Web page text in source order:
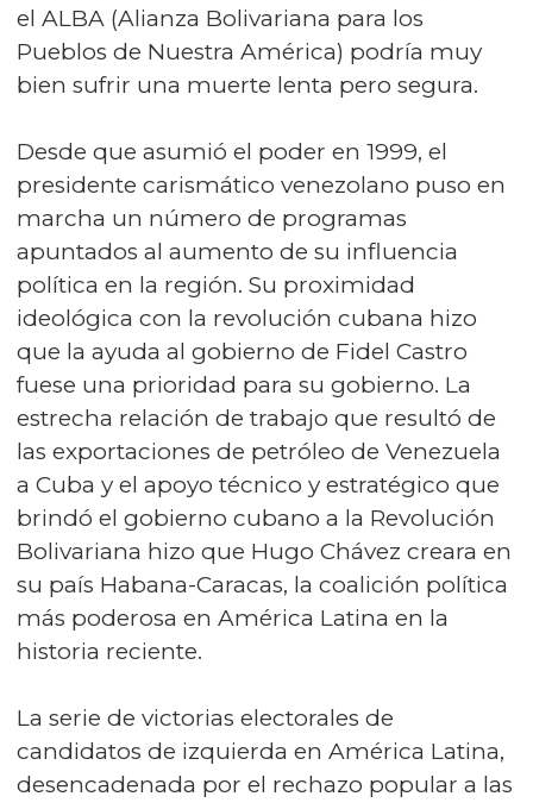
el ALBA (Alianza Bolivariana para los
Pueblos de Nuestra América) podría muy
bien sufrir una muerte lenta pero segura.
Desde que asumió el poder en 1999, el
presidente carismático venezolano puso en
marcha un número de programas
apuntados al aumento de su influencia
política en la región. Su proximidad
ideológica con la revolución cubana hizo
que la ayuda al gobierno de Fidel Castro
fuese una prioridad para su gobierno. La
estrecha relación de trabajo que resultó de
las exportaciones de petróleo de Venezuela
a Cuba y el apoyo técnico y estratégico que
brindó el gobierno cubano a la Revolución
Bolivariana hizo que Hugo Chávez creara en
su país Habana-Caracas, la coalición política
más poderosa en América Latina en la
historia reciente.
La serie de victorias electorales de
candidatos de izquierda en América Latina,
desencadenada por el rechazo popular a las